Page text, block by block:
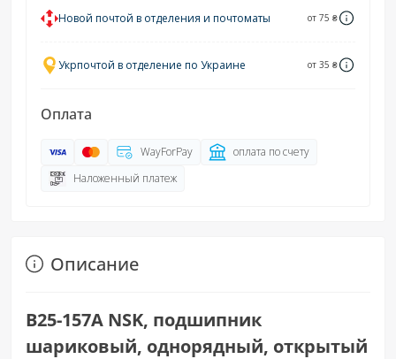
Новой почтой в отделения и почтоматы от 75 ₴
Укрпочтой в отделение по Украине от 35 ₴
Оплата
WayForPay
оплата по счету
Наложенный платеж
Описание
B25-157A NSK, подшипник
шариковый, однорядный, открытый